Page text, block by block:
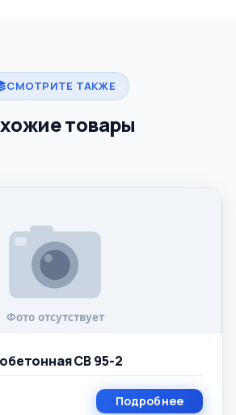
СМОТРИТЕ ТАКЖЕ
товары
СВ 95-2
Подробнее